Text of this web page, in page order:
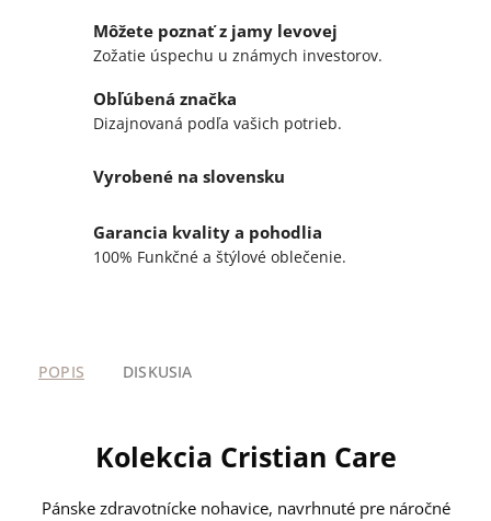
Môžete poznať z jamy levovej
Zožatie úspechu u známych investorov.
Obľúbená značka
Dizajnovaná podľa vašich potrieb.
Vyrobené na slovensku
Garancia kvality a pohodlia
100% Funkčné a štýlové oblečenie.
POPIS DISKUSIA
Kolekcia Cristian Care
Pánske zdravotnícke nohavice, navrhnuté pre náročné